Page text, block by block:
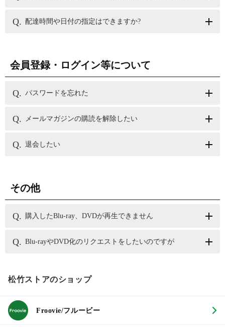
配達時間や日付の指定はできますか?
会員登録・ログイン等について
パスワードを忘れた
メールマガジンの購読を解除したい
退会したい
その他
購入したBlu-ray、DVDが再生できません
Blu-rayやDVD化のリクエストをしたいのですが
松竹ストアのショップ
Froovie/フルービー